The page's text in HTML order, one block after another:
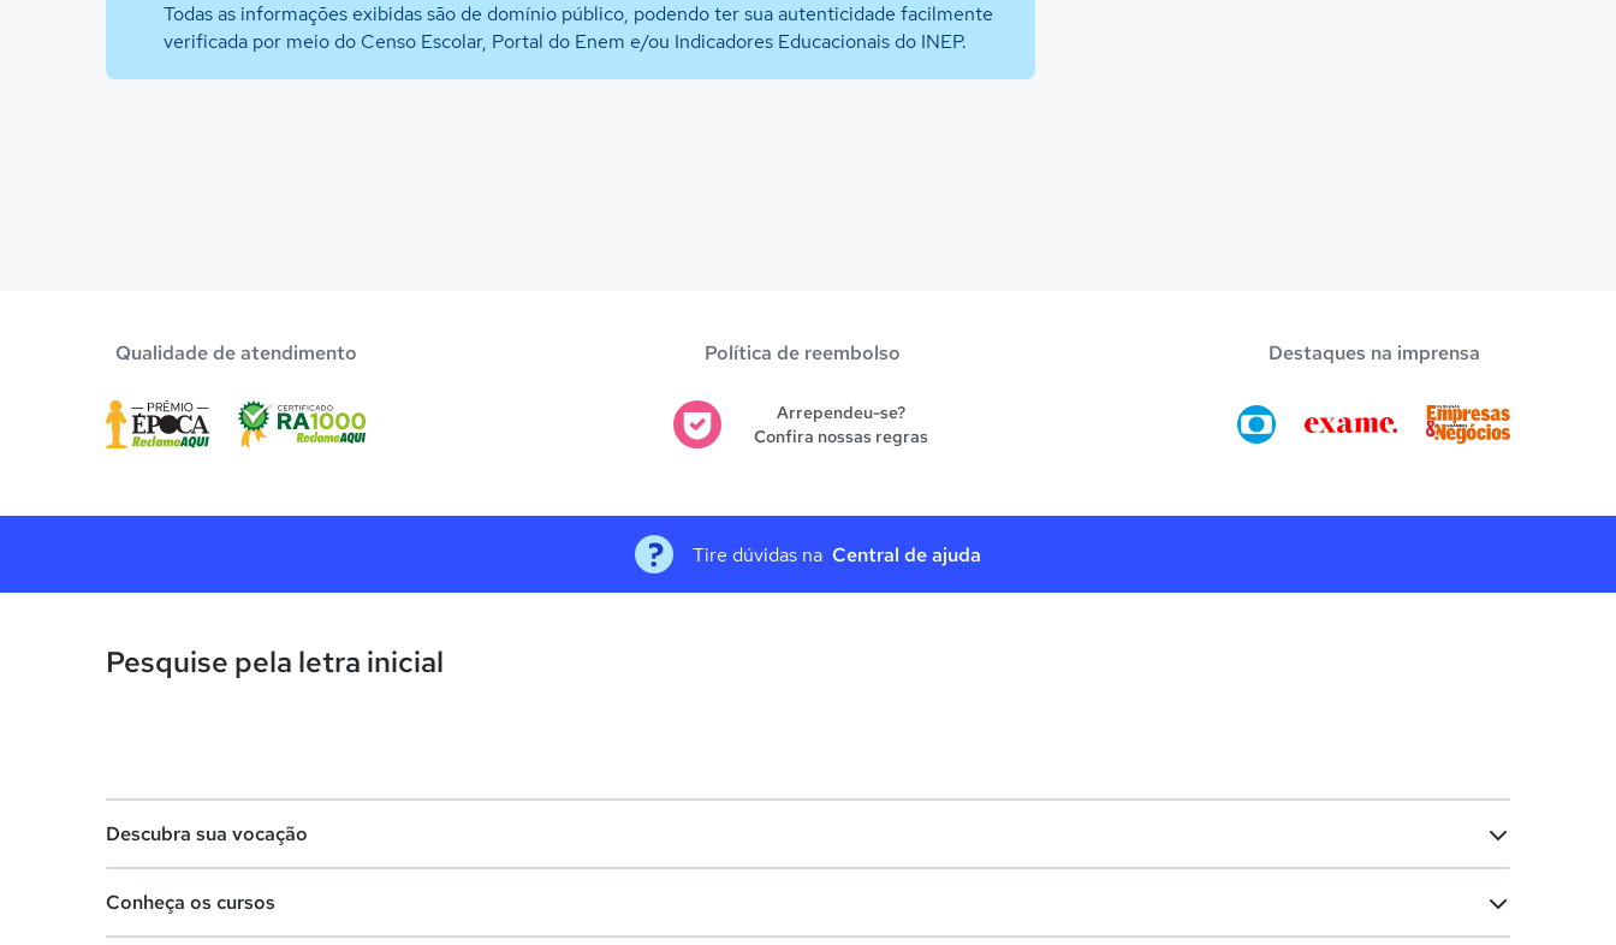
Todas as informações exibidas são de domínio público, podendo ter sua autenticidade facilmente
verificada por meio do Censo Escolar, Portal do Enem e/ou Indicadores Educacionais do INEP.
Qualidade de atendimento Política de reembolso
Arrependeu-se?
Confira nossas regras
Destaques na imprensa
Tire dúvidas na Central de ajuda
Pesquise pela letra inicial
Descubra sua vocação
Conheça os cursos